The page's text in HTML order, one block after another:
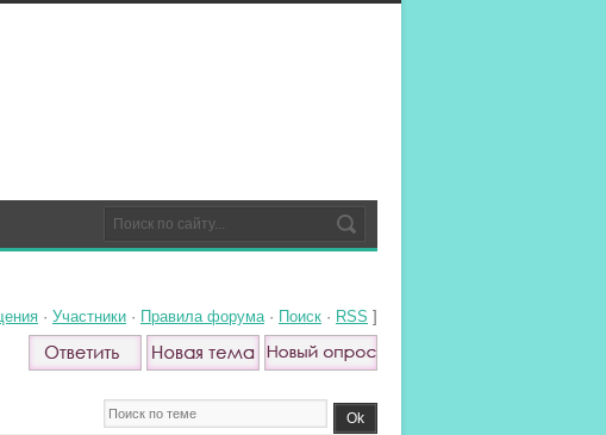
· Участники · Правила форума· Поиск · RSS ]